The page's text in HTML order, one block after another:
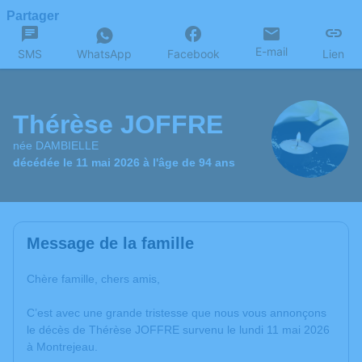
Partager
SMS WhatsApp Facebook E-mail Lien
Thérèse JOFFRE
née DAMBIELLE
décédée le 11 mai 2026 à l'âge de 94 ans
Message de la famille
Chère famille, chers amis,
C’est avec une grande tristesse que nous vous annonçons
le décès de Thérèse JOFFRE survenu le lundi 11 mai 2026
à Montrejeau.